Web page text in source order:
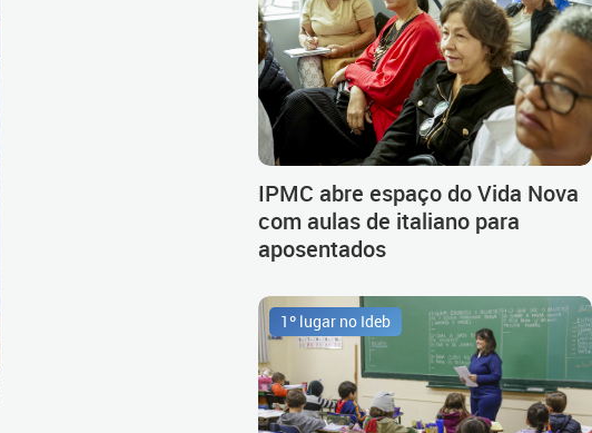
IPMC abre espaço do Vida Nova
com aulas de italiano para
aposentados
1º lugar no Ideb